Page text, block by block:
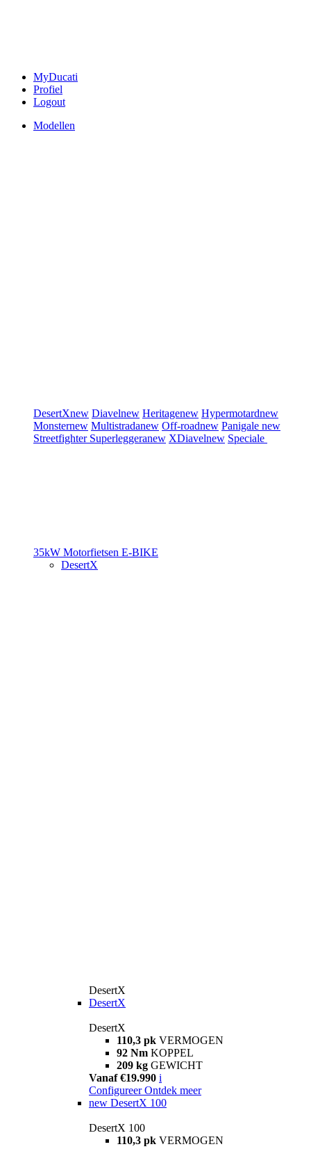
MyDucati
Profiel
Logout
Modellen
DesertXnew Diavelnew Heritagenew Hypermotardnew
Monsternew Multistradanew Off-roadnew Panigale new
Streetfighter Superleggeranew XDiavelnew Speciale
35kW Motorfietsen E-BIKE
DesertX
DesertX
DesertX
DesertX
110,3 pk VERMOGEN
92 Nm KOPPEL
209 kg GEWICHT
Vanaf €19.990 i
Configureer Ontdek meer
new DesertX 100
DesertX 100
110,3 pk VERMOGEN